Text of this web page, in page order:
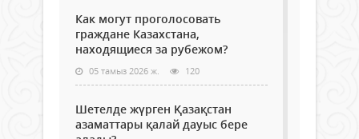
Как могут проголосовать
граждане Казахстана,
находящиеся за рубежом?
05 тамыз 2026 ж. 120
Шетелде жүрген Қазақстан
азаматтары қалай дауыс бере